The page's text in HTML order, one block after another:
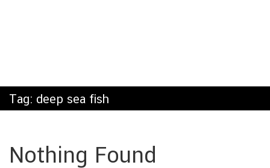
Tag: deep sea fish
Nothing Found